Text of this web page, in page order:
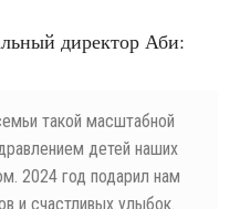
директор Аби:
такой масштабной
детей наших
2024 год подарил нам
и счастливых улыбок.